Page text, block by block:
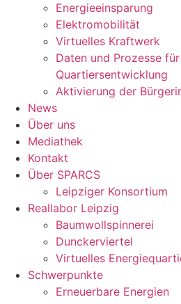
Energieeinsparung
Elektromobilität
Virtuelles Kraftwerk
Daten und Prozesse
Quartiersentwicklung
Aktivierung der
News
Über uns
Mediathek
Kontakt
Über SPARCS
Leipziger Konsortium
Reallabor Leipzig
Baumwollspinnerei
Dunckerviertel
Virtuelles
Schwerpunkte
Erneuerbare Energien